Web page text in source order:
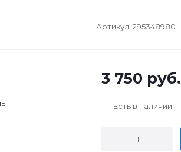
Артикул: 295348980
3 750 руб.
Есть в наличии